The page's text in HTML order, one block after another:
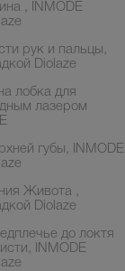
, INMODE
рук и пальцы,
Diolaze
лобка для
лазером
губы, INMODE
Живота ,
Diolaze
до локтя
INMODE